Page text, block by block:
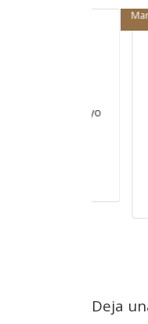
por eso que las
Deja